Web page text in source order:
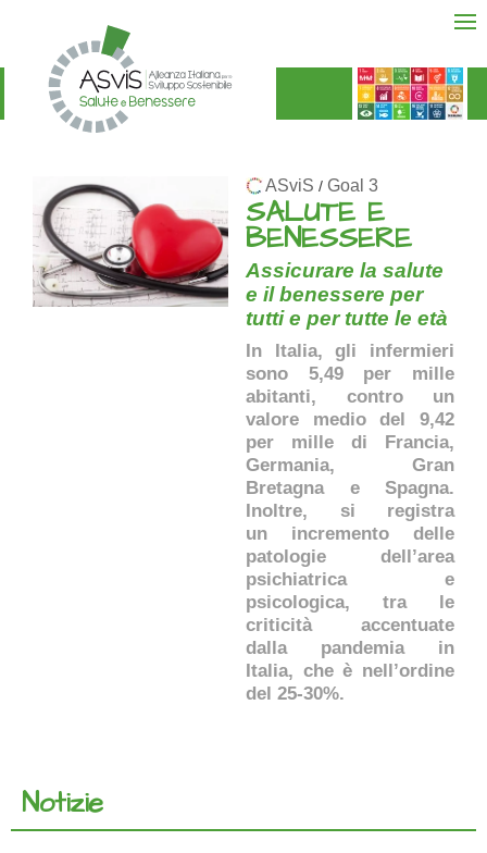
ASviS / Goal 3
SALUTE E
BENESSERE
Assicurare la salute
e il benessere per
tutti e per tutte le età
In Italia, gli infermieri
sono 5,49 per mille
abitanti, contro un
valore medio del 9,42
per mille di Francia,
Germania, Gran
Bretagna e Spagna.
Inoltre, si registra
un incremento delle
patologie dell’area
psichiatrica e
psicologica, tra le
criticità accentuate
dalla pandemia in
Italia, che è nell’ordine
del 25-30%.
Notizie